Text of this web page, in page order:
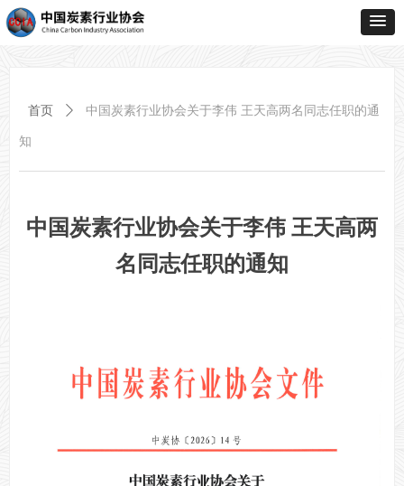
中国炭素行业协会关于李伟 王天高两
名同志任职的通知
首页 ꄲ 中国炭素行业协会关于李伟 王天高两名同志任职的通
知